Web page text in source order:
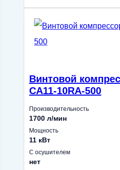
Винтовой
CA11-10RA-500
Производительность
1700 л/мин
Мощность
11 кВт
С осушителем
нет